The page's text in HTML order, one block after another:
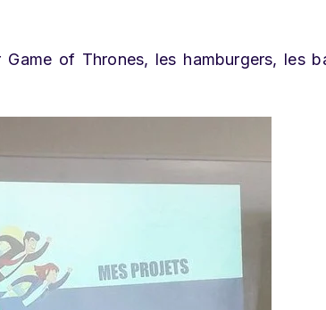
of Thrones, les hamburgers, les